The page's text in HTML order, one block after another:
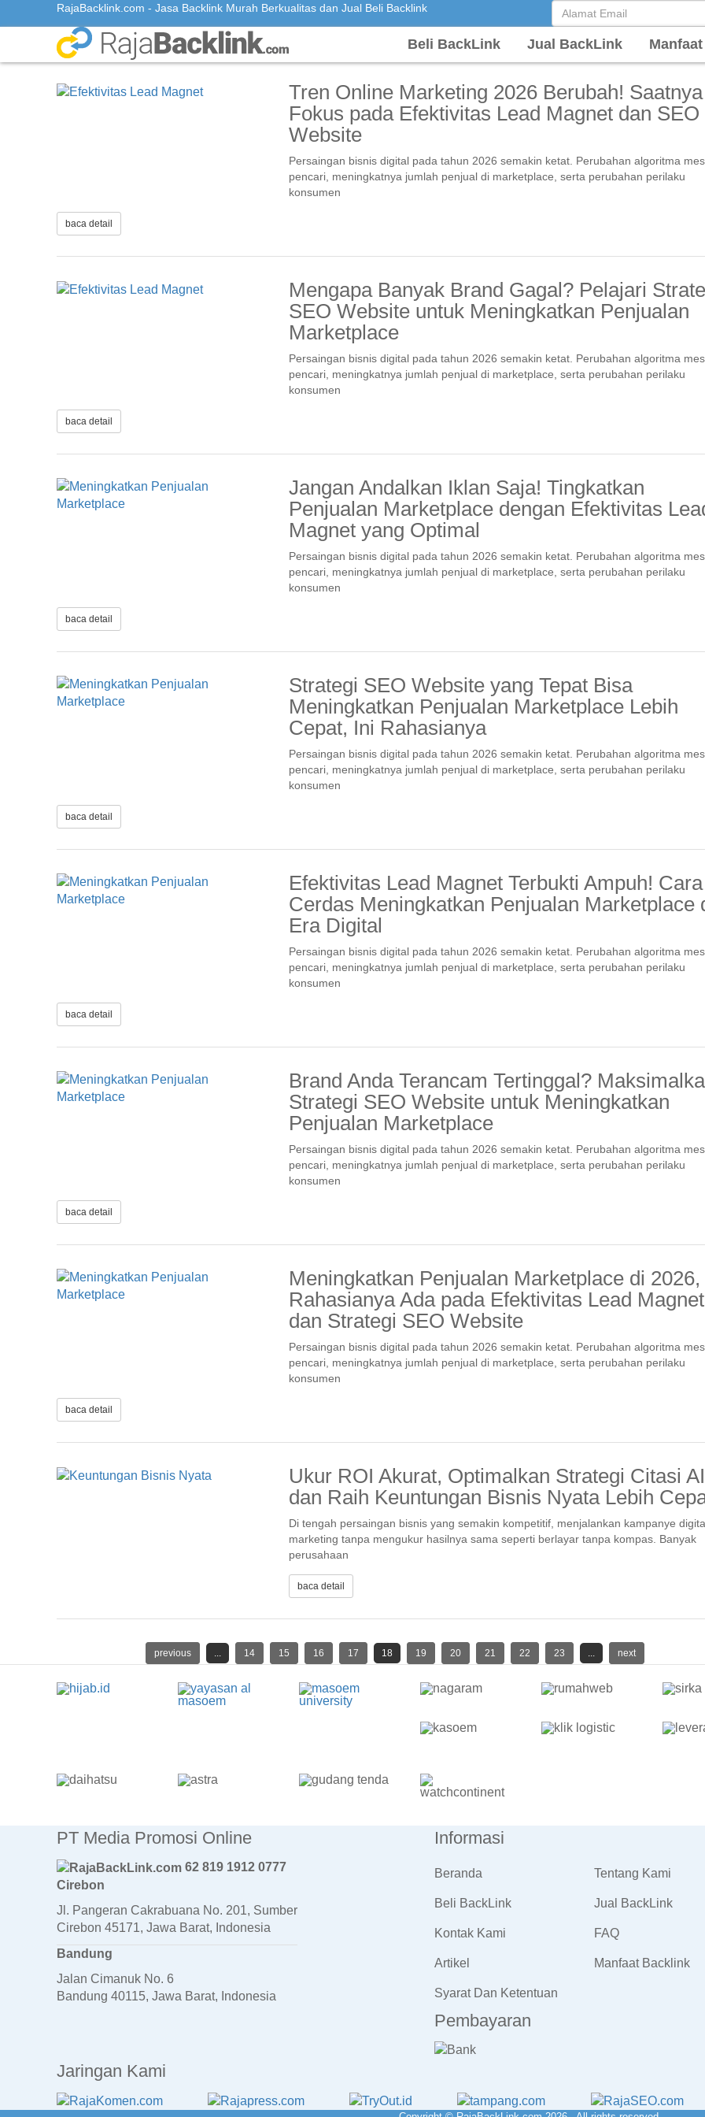
RajaBacklink.com - Jasa Backlink Murah Berkualitas dan Jual Beli Backlink
Beli BackLink Jual BackLink
Artikel
Tren Online Marketing 2026 Berubah! Saatnya
Fokus pada Efektivitas Lead Magnet dan SEO
Website
Persaingan bisnis digital pada tahun 2026 semakin ketat. Perubahan algoritma
pencari, meningkatnya jumlah penjual di marketplace, serta perubahan perilaku
konsumen
baca detail
Mengapa Banyak Brand Gagal? Pelajari
SEO Website untuk Meningkatkan Penjualan
Marketplace
Persaingan bisnis digital pada tahun 2026 semakin ketat. Perubahan algoritma
pencari, meningkatnya jumlah penjual di marketplace, serta perubahan perilaku
konsumen
baca detail
Jangan Andalkan Iklan Saja! Tingkatkan
Penjualan Marketplace dengan Efektivitas
Magnet yang Optimal
Persaingan bisnis digital pada tahun 2026 semakin ketat. Perubahan algoritma
pencari, meningkatnya jumlah penjual di marketplace, serta perubahan perilaku
konsumen
baca detail
Strategi SEO Website yang Tepat Bisa
Meningkatkan Penjualan Marketplace Lebih
Cepat, Ini Rahasianya
Persaingan bisnis digital pada tahun 2026 semakin ketat. Perubahan algoritma
pencari, meningkatnya jumlah penjual di marketplace, serta perubahan perilaku
konsumen
baca detail
Efektivitas Lead Magnet Terbukti Ampuh! Cara
Cerdas Meningkatkan Penjualan Marketplace
Era Digital
Persaingan bisnis digital pada tahun 2026 semakin ketat. Perubahan algoritma
pencari, meningkatnya jumlah penjual di marketplace, serta perubahan perilaku
konsumen
baca detail
Brand Anda Terancam Tertinggal?
Strategi SEO Website untuk Meningkatkan
Penjualan Marketplace
Persaingan bisnis digital pada tahun 2026 semakin ketat. Perubahan algoritma
pencari, meningkatnya jumlah penjual di marketplace, serta perubahan perilaku
konsumen
baca detail
Meningkatkan Penjualan Marketplace di 2026,
Rahasianya Ada pada Efektivitas Lead Magnet
dan Strategi SEO Website
Persaingan bisnis digital pada tahun 2026 semakin ketat. Perubahan algoritma
pencari, meningkatnya jumlah penjual di marketplace, serta perubahan perilaku
konsumen
baca detail
Ukur ROI Akurat, Optimalkan Strategi Citasi
dan Raih Keuntungan Bisnis Nyata Lebih
Di tengah persaingan bisnis yang semakin kompetitif, menjalankan kampanye
marketing tanpa mengukur hasilnya sama seperti berlayar tanpa kompas. Banyak
perusahaan
baca detail
previous ... 14 15 16 17 18 19 20 21 22 23 ... next
PT Media Promosi Online
62 819 1912 0777
Cirebon
Jl. Pangeran Cakrabuana No. 201, Sumber
Cirebon 45171, Jawa Barat, Indonesia
Bandung
Jalan Cimanuk No. 6
Bandung 40115, Jawa Barat, Indonesia
Informasi
Beranda Tentang Kami
Beli BackLink Jual BackLink
Kontak Kami FAQ
Artikel Manfaat Backlink
Syarat Dan Ketentuan
Pembayaran
Jaringan Kami